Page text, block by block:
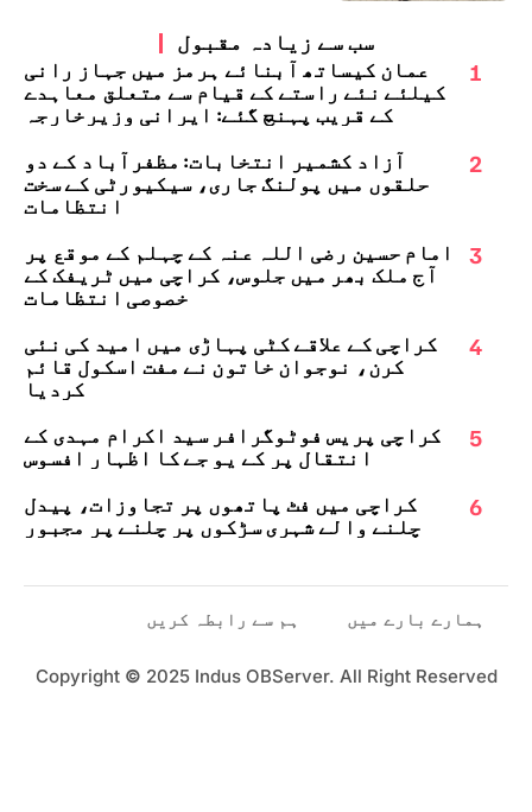
سب سے زیادہ مقبول
1
عمان کیساتھ آبنائے ہرمز میں جہاز رانی
کیلئے نئے راستے کے قیام سے متعلق معاہدے
کے قریب پہنچ گئے: ایرانی وزیرخارجہ
2
آزاد کشمیر انتخابات: مظفرآباد کے دو
حلقوں میں پولنگ جاری، سیکیورٹی کے سخت
انتظامات
3
امام حسین رضی اللہ عنہ کے چہلم کے موقع پر
آج ملک بھر میں جلوس، کراچی میں ٹریفک کے
خصوصی انتظامات
4
کراچی کے علاقے کٹی پہاڑی میں امید کی نئی
کرن، نوجوان خاتون نے مفت اسکول قائم
کردیا
5
کراچی پریس فوٹوگرافر سید اکرام مہدی کے
انتقال پر کے یو جے کا اظہارِ افسوس
6
کراچی میں فٹ پاتھوں پر تجاوزات، پیدل
چلنے والے شہری سڑکوں پر چلنے پر مجبور
ہمارے بارے میں ہم سے رابطہ کریں
Copyright © 2025 Indus OBServer. All Right Reserved